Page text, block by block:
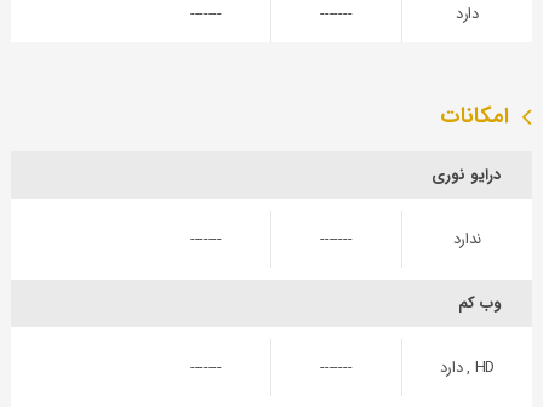
دارد -------
-------
امکانات
درایو نوری
ندارد -------
-------
وب کم
HD , دارد -------
-------